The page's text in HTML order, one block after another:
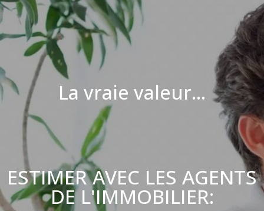
La vraie valeur...
ESTIMER AVEC LES AGENTS
DE L'IMMOBILIER: